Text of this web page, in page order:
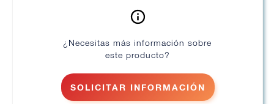
¿Necesitas más información sobre
este producto?
SOLICITAR INFORMACIÓN